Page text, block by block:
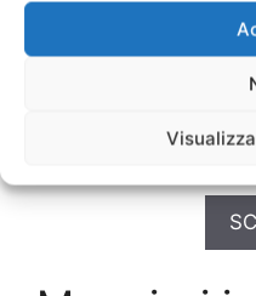
Disinfestazioni